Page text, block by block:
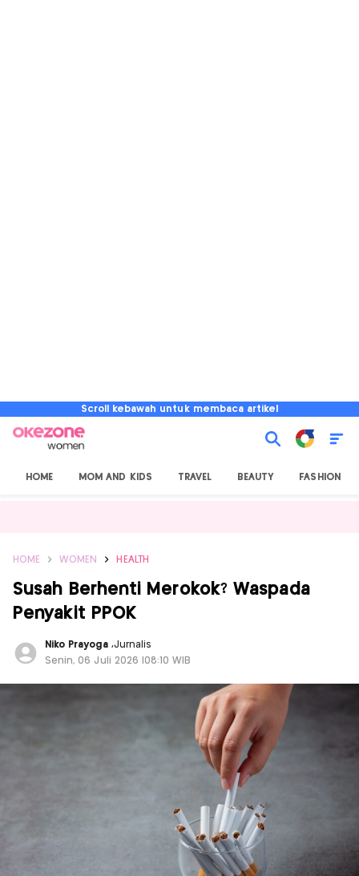
Scroll kebawah untuk membaca artikel
HOME MOM AND KIDS TRAVEL BEAUTY FASHION
HOME WOMEN HEALTH
Susah Berhenti Merokok? Waspada
Penyakit PPOK
Niko Prayoga ,Jurnalis
Senin, 06 Juli 2026 |08:10 WIB